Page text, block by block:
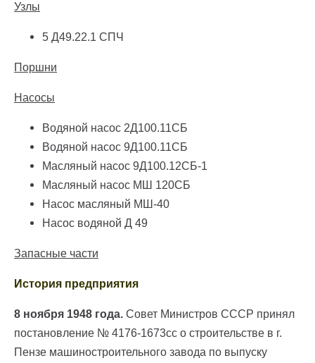
Узлы
5 Д49.22.1 СПЧ
Поршни
Насосы
Водяной насос 2Д100.11СБ
Водяной насос 9Д100.11СБ
Масляный насос 9Д100.12СБ-1
Масляный насос МШ 120СБ
Насос масляный МШ-40
Насос водяной Д 49
Запасные части
История предприятия
8 ноября 1948 года. Совет Министров СССР принял
постановление № 4176-1673сс о строительстве в г.
Пензе машиностроительного завода по выпуску